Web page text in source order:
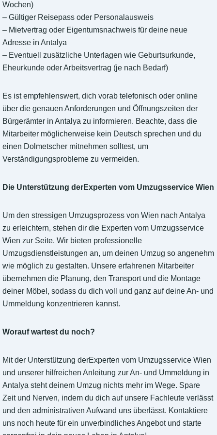
Wochen)
– Gültiger Reisepass oder Personalausweis
– Mietvertrag oder Eigentumsnachweis für deine neue
Adresse in Antalya
– Eventuell zusätzliche Unterlagen wie Geburtsurkunde,
Eheurkunde oder Arbeitsvertrag (je nach Bedarf)
Es ist empfehlenswert, dich vorab telefonisch oder online
über die genauen Anforderungen und Öffnungszeiten der
Bürgerämter in Antalya zu informieren. Beachte, dass die
Mitarbeiter möglicherweise kein Deutsch sprechen und du
einen Dolmetscher mitnehmen solltest, um
Verständigungsprobleme zu vermeiden.
Die Unterstützung derExperten vom Umzugsservice Wien
Um den stressigen Umzugsprozess von Wien nach Antalya
zu erleichtern, stehen dir die Experten vom Umzugsservice
Wien zur Seite. Wir bieten professionelle
Umzugsdienstleistungen an, um deinen Umzug so angenehm
wie möglich zu gestalten. Unsere erfahrenen Mitarbeiter
übernehmen die Planung, den Transport und die Montage
deiner Möbel, sodass du dich voll und ganz auf deine An- und
Ummeldung konzentrieren kannst.
Worauf wartest du noch?
Mit der Unterstützung derExperten vom Umzugsservice Wien
und unserer hilfreichen Anleitung zur An- und Ummeldung in
Antalya steht deinem Umzug nichts mehr im Wege. Spare
Zeit und Nerven, indem du dich auf unsere Fachleute verlässt
und den administrativen Aufwand uns überlässt. Kontaktiere
uns noch heute für ein unverbindliches Angebot und starte